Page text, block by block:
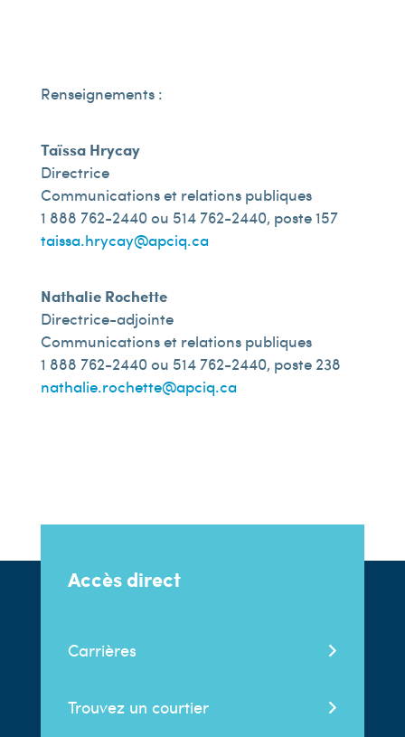
Renseignements :
Taïssa Hrycay
Directrice
Communications et relations publiques
1 888 762-2440 ou 514 762-2440, poste 157
taissa.hrycay@apciq.ca
Nathalie Rochette
Directrice-adjointe
Communications et relations publiques
1 888 762-2440 ou 514 762-2440, poste 238
nathalie.rochette@apciq.ca
Accès direct
Carrières
Trouvez un courtier